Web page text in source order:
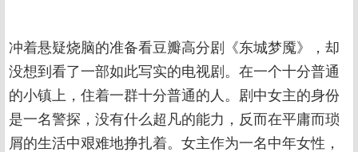
冲着悬疑烧脑的准备看豆瓣高分剧《东城梦魇》，却
没想到看了一部如此写实的电视剧。在一个十分普通
的小镇上，住着一群十分普通的人。剧中女主的身份
是一名警探，没有什么超凡的能力，反而在平庸而琐
屑的生活中艰难地挣扎着。女主作为一名中年女性，